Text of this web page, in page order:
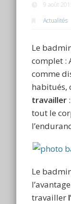
9 août
Actualités
Le
complet :
comme
habitués,
travailler
tout le
Le
travailler